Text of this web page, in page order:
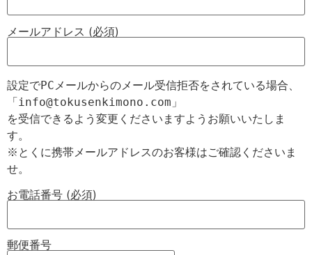
メールアドレス (必須)
設定でPCメールからのメール受信拒否をされている場合、
「info@tokusenkimono.com」
を受信できるよう変更くださいますようお願いいたしま
す。
※とくに携帯メールアドレスのお客様はご確認くださいま
お電話番号 (必須)
郵便番号